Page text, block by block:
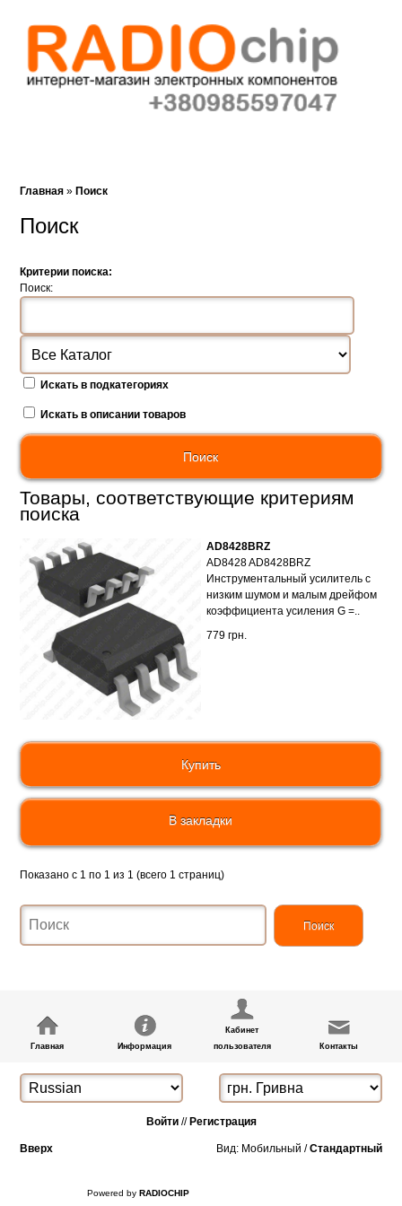
Главная »Поиск
Поиск
Критерии поиска:
Поиск:
Искать в подкатегориях
Искать в описании товаров
Товары, соответствующие критериям
поиска
В закладки
779 грн.
AD8428BRZ
AD8428 AD8428BRZ
Инструментальный усилитель c
низким шумом и малым дрейфом
коэффициента усиления G =..
Показано с 1 по 1 из 1 (всего 1 страниц)
Главная Информация
Кабинет
пользователя
Контакты
Войти// Регистрация
Вверх Вид: Мобильный /Стандартный
Powered by RADIOCHIP